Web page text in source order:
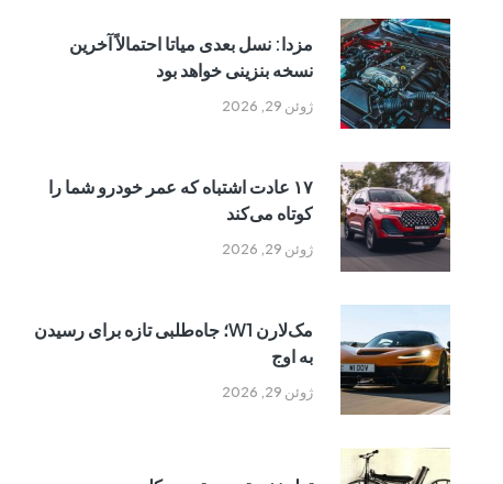
ژوئن 29, 2026
مزدا: نسل بعدی میاتا احتمالاً آخرین
نسخه بنزینی خواهد بود
ژوئن 29, 2026
۱۷ عادت اشتباه که عمر خودرو شما را
کوتاه می‌کند
ژوئن 29, 2026
مک‌لارن W1؛ جاه‌طلبی تازه برای رسیدن
به اوج